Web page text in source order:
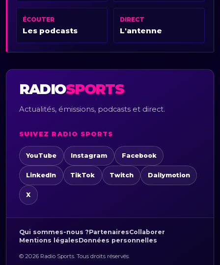
ÉCOUTER
Les podcasts
DIRECT
L'antenne
RADIOSPORTS
Actualités, émissions, podcasts et direct.
SUIVEZ RADIO SPORTS
YouTube Instagram Facebook
LinkedIn TikTok Twitch Dailymotion
X
Qui sommes-nous ?PartenairesCollaborer
Mentions légalesDonnées personnelles
© 2026 Radio Sports. Tous droits réservés.